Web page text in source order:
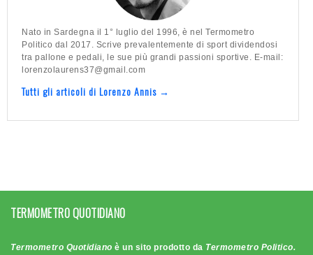
Nato in Sardegna il 1° luglio del 1996, è nel Termometro
Politico dal 2017. Scrive prevalentemente di sport dividendosi
tra pallone e pedali, le sue più grandi passioni sportive. E-mail:
lorenzolaurens37@gmail.com
Tutti gli articoli di Lorenzo Annis →
TERMOMETRO QUOTIDIANO
Termometro Quotidiano è un sito prodotto da Termometro Politico.